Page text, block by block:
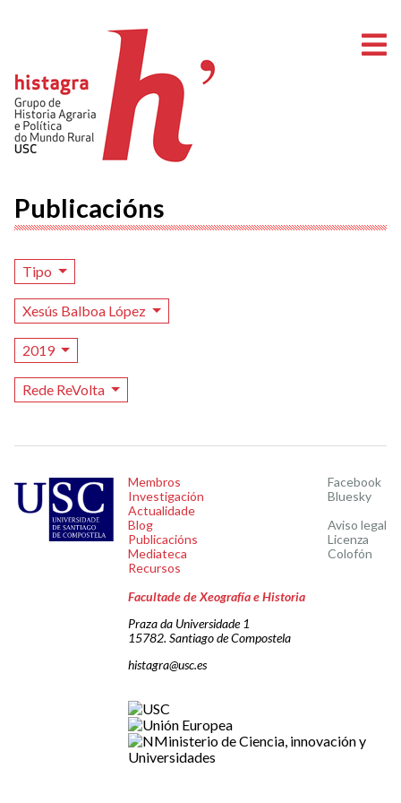
Publicacións
Tipo
Xesús Balboa López
2019
Rede ReVolta
Membros
Investigación
Actualidade
Blog
Publicacións
Mediateca
Recursos
Facebook
Bluesky
Aviso legal
Licenza
Colofón
Facultade de Xeografía e Historia
Praza da Universidade 1
15782. Santiago de Compostela
histagra@usc.es